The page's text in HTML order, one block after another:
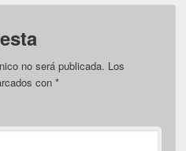
no será publicada. Los
con*